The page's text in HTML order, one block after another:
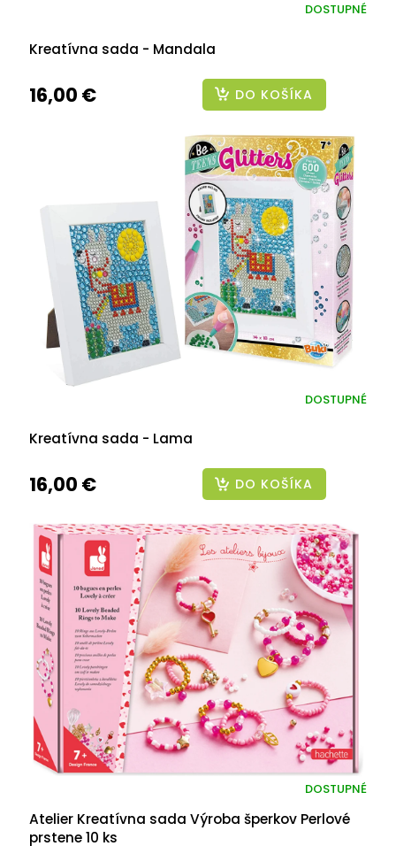
Kreatívna sada - Mandala
DOSTUPNÉ
16,00 € DO KOŠÍKA
Kreatívna sada - Lama
DOSTUPNÉ
16,00 € DO KOŠÍKA
Atelier Kreatívna sada Výroba šperkov Perlové
prstene 10 ks
DOSTUPNÉ